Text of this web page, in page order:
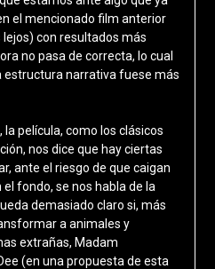
el mencionado film anterior
con resultados más
no pasa de correcta, lo cual
estructura narrativa fuese más
película, como los clásicos
nos dice que hay ciertas
ante el riesgo de que caigan
fondo, se nos habla de la
demasiado claro si, más
a animales y
extrañas, Madam
(en una propuesta de esta